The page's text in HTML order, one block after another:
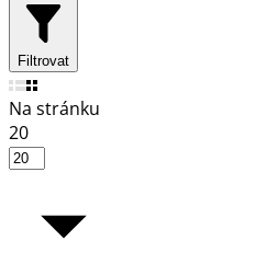
Filtrovat
Na stránku
20